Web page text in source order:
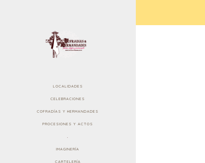
LOCALIDADES
CELEBRACIONES
COFRADÍAS Y HERMANDADES
PROCESIONES Y ACTOS
.
IMAGINERÍA
CARTELERÍA